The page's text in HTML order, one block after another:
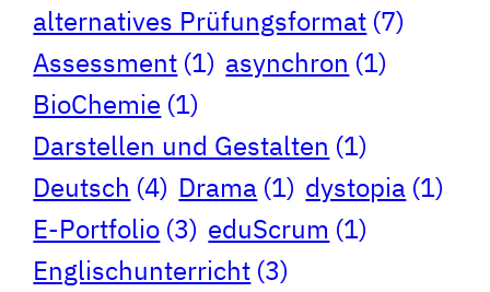
alternatives Prüfungsformat (7)
Assessment (1) asynchron (1)
BioChemie (1)
Darstellen und Gestalten (1)
Deutsch (4) Drama (1) dystopia (1)
E-Portfolio (3) eduScrum (1)
Englischunterricht (3)